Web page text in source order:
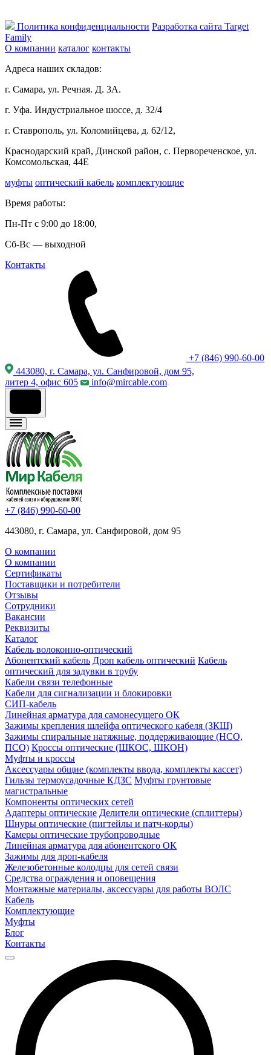
Политика конфиденциальности Разработка сайта Target
Family
О компании каталог контакты
Адреса наших складов:
г. Самара, ул. Речная. Д. 3А.
г. Уфа. Индустриальное шоссе, д. 32/4
г. Ставрополь, ул. Коломийцева, д. 62/12,
Краснодарский край, Динской район, с. Первореченское, ул.
Комсомольская, 44Е
муфты оптический кабель комплектующие
Время работы:
Пн-Пт с 9:00 до 18:00,
Сб-Вс — выходной
Контакты
+7 (846) 990-60-00
443080, г. Самара, ул. Санфировой, дом 95,
литер 4, офис 605
info@mircable.com
+7 (846) 990-60-00
443080, г. Самара, ул. Санфировой, дом 95
О компании
О компании
Сертификаты
Поставщики и потребители
Отзывы
Сотрудники
Вакансии
Реквизиты
Каталог
Кабель волоконно-оптический
Абонентский кабель Дроп кабель оптический Кабель
оптический для задувки в трубу
Кабели связи телефонные
Кабели для сигнализации и блокировки
СИП-кабель
Линейная арматура для самонесущего ОК
Зажимы крепления шлейфа оптического кабеля (ЗКШ)
Зажимы спиральные натяжные, поддерживающие (НСО,
ПСО) Кроссы оптические (ШКОС, ШКОН)
Муфты и кроссы
Аксессуары общие (комплекты ввода, комплекты кассет)
Гильзы термоусадочные КДЗС Муфты грунтовые
магистральные
Компоненты оптических сетей
Адаптеры оптические Делители оптические (сплиттеры)
Шнуры оптические (пигтейлы и патч-корды)
Камеры оптические трубопроводные
Линейная арматура для абонентского ОК
Зажимы для дроп-кабеля
Железобетонные колодцы для сетей связи
Средства ограждения и оповещения
Монтажные материалы, аксессуары для работы ВОЛС
Кабель
Комплектующие
Муфты
Блог
Контакты